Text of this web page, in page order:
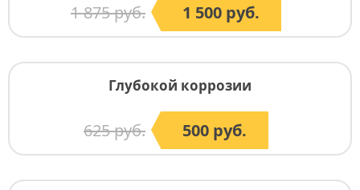
1 875 руб. 1 500 руб.
Глубокой коррозии
625 руб. 500 руб.